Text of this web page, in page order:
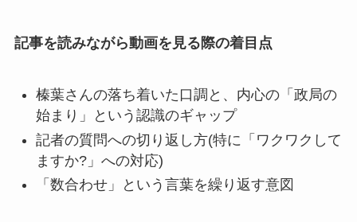
記事を読みながら動画を見る際の着目点
榛葉さんの落ち着いた口調と、内心の「政局の
始まり」という認識のギャップ
記者の質問への切り返し方(特に「ワクワクして
ますか?」への対応)
「数合わせ」という言葉を繰り返す意図